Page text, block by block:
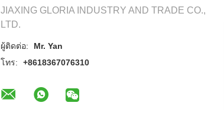
JIAXING GLORIA INDUSTRY AND TRADE CO.,
LTD.
ผู้ติดต่อ:
Mr. Yan
โทร:
+8618367076310